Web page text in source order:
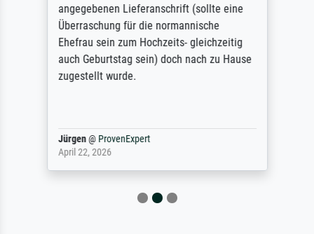
angegebenen Lieferanschrift (sollte eine
Überraschung für die normannische
Ehefrau sein zum Hochzeits- gleichzeitig
auch Geburtstag sein) doch nach zu Hause
zugestellt wurde.
Jürgen@ ProvenExpert
April 22, 2026